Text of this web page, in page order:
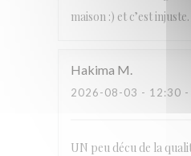
maison :) et c’est
Hakima M
2026-08-03 - 12:30 -
UN peu décu de la